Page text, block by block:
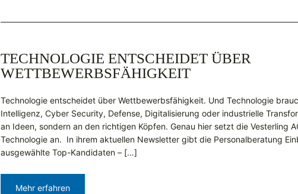
TECHNOLOGIE ENTSCHEIDET ÜBER
WETTBEWERBSFÄHIGKEIT
Technologie entscheidet über Wettbewerbsfähigkeit. Und Technologie
Intelligenz, Cyber Security, Defense, Digitalisierung oder industrielle
an Ideen, sondern an den richtigen Köpfen. Genau hier setzt die Vesterling
Technologie an. In ihrem aktuellen Newsletter gibt die Personalberatung
ausgewählte Top-Kandidaten – […]
Mehr erfahren